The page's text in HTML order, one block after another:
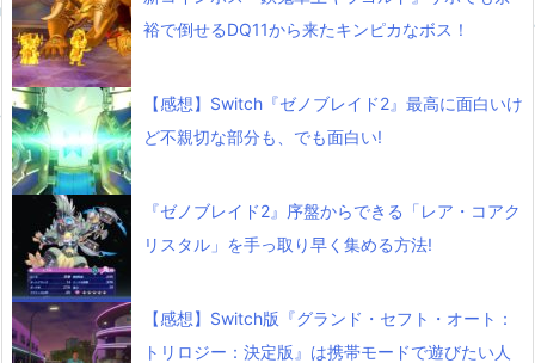
裕で倒せるDQ11から来たキンピカなボス！
【感想】Switch『ゼノブレイド2』最高に面白いけ
ど不親切な部分も、でも面白い!
『ゼノブレイド2』序盤からできる「レア・コアク
リスタル」を手っ取り早く集める方法!
【感想】Switch版『グランド・セフト・オート：
トリロジー：決定版』は携帯モードで遊びたい人